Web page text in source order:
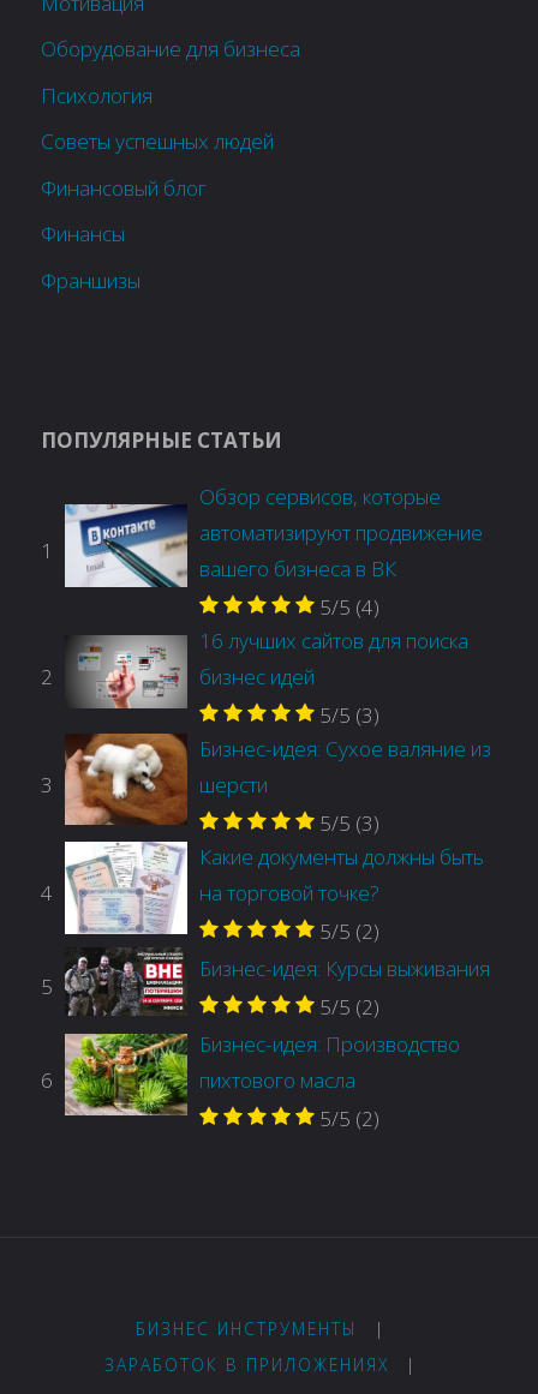
Оборудование для бизнеса
Психология
Советы успешных людей
Финансовый блог
Финансы
Франшизы
ПОПУЛЯРНЫЕ СТАТЬИ
1
Обзор сервисов, которые
автоматизируют продвижение
вашего бизнеса в ВК
5/5 (4)
2
16 лучших сайтов для поиска
бизнес идей
5/5 (3)
3
Бизнес-идея: Сухое валяние из
шерсти
5/5 (3)
4
Какие документы должны быть
на торговой точке?
5/5 (2)
5
Бизнес-идея: Курсы выживания
5/5 (2)
6
Бизнес-идея: Производство
пихтового масла
5/5 (2)
БИЗНЕС ИНСТРУМЕНТЫ
|
ЗАРАБОТОК В ПРИЛОЖЕНИЯХ
|